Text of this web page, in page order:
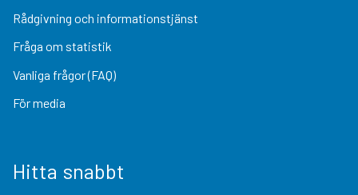
Rådgivning och informationstjänst
Fråga om statistik
Vanliga frågor (FAQ)
För media
Hitta snabbt